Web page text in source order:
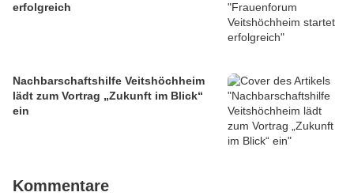
erfolgreich
Nachbarschaftshilfe Veitshöchheim
lädt zum Vortrag „Zukunft im Blick“
ein
Kommentare